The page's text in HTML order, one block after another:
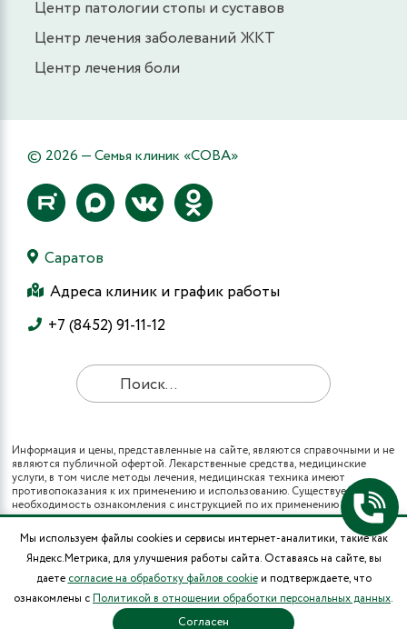
Центр патологии стопы и суставов
Центр лечения заболеваний ЖКТ
Центр лечения боли
© 2026 — Семья клиник «СОВА»
Саратов
Адреса клиник и график работы
+7 (8452) 91-11-12
Информация и цены, представленные на сайте, являются справочными и не
являются публичной офертой. Лекарственные средства, медицинские
услуги, в том числе методы лечения, медицинская техника имеют
противопоказания к их применению и использованию. Существует
необходимость ознакомления с инструкцией по их применению и
получения консультации специалистов.
Все виды медицинских услуг вы также можете получить в рамках
программы государственных гарантий бесплатного оказания гражданам
медицинской помощи и территориальных программ государственных
гарантий бесплатного оказания гражданам медицинской помощи (при
наличии полиса ОМС в муниципальных поликлиниках города).
* Цены на операции носят информационный характер и могут изменяться в
зависимости от сложности и использования расходных материалов.
Мы используем файлы cookies и сервисы интернет-аналитики, такие как
Яндекс.Метрика, для улучшения работы сайта. Оставаясь на сайте, вы
даете согласие на обработку файлов cookieи подтверждаете, что
ознакомлены сПолитикой в отношении обработки персональных данных.
Согласен